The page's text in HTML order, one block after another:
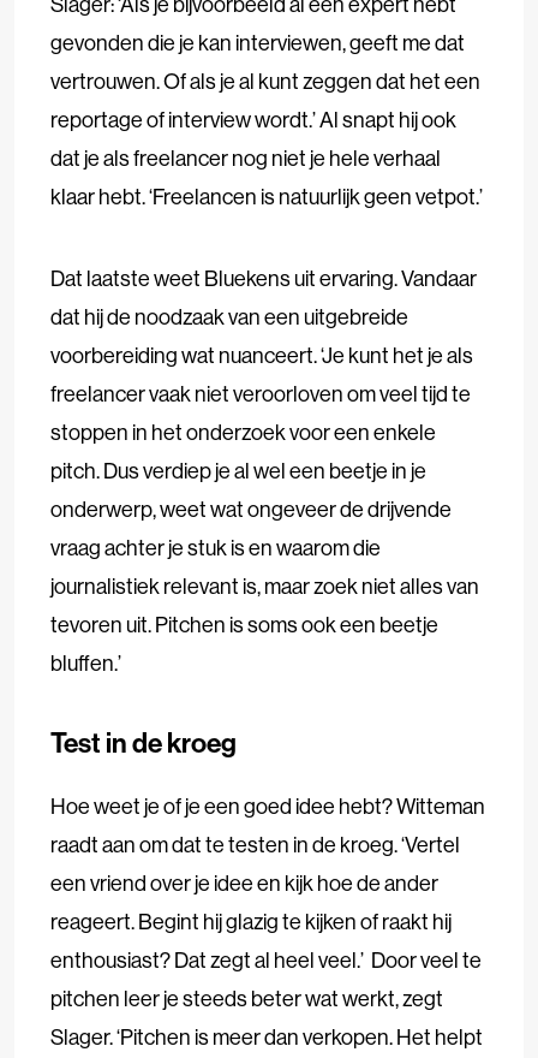
gevonden die je kan interviewen, geeft me dat
vertrouwen. Of als je al kunt zeggen dat het een
reportage of interview wordt.’ Al snapt hij ook
dat je als freelancer nog niet je hele verhaal
klaar hebt. ‘Freelancen is natuurlijk geen vetpot.’
Dat laatste weet Bluekens uit ervaring. Vandaar
dat hij de noodzaak van een uitgebreide
voorbereiding wat nuanceert. ‘Je kunt het je als
freelancer vaak niet veroorloven om veel tijd te
stoppen in het onderzoek voor een enkele
pitch. Dus verdiep je al wel een beetje in je
onderwerp, weet wat ongeveer de drijvende
vraag achter je stuk is en waarom die
journalistiek relevant is, maar zoek niet alles van
tevoren uit. Pitchen is soms ook een beetje
bluffen.’
Test in de kroeg
Hoe weet je of je een goed idee hebt? Witteman
raadt aan om dat te testen in de kroeg. ‘Vertel
een vriend over je idee en kijk hoe de ander
reageert. Begint hij glazig te kijken of raakt hij
enthousiast? Dat zegt al heel veel.’ Door veel te
pitchen leer je steeds beter wat werkt, zegt
Slager. ‘Pitchen is meer dan verkopen. Het helpt